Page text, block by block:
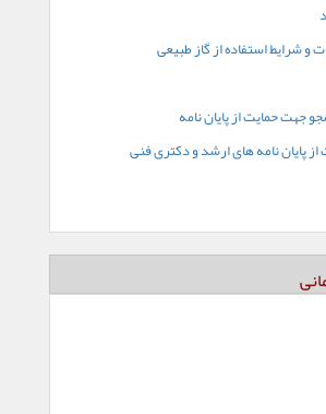
و شرایط استفاده از گاز طبیعی
جهت حمایت از پایان نامه
پایان نامه های ارشد و دکتری فنی